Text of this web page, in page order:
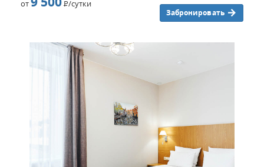
от Р/сутки
Забронировать